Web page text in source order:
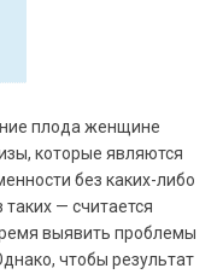
плода женщине
которые являются
без каких-либо
— считается
выявить проблемы
чтобы результат